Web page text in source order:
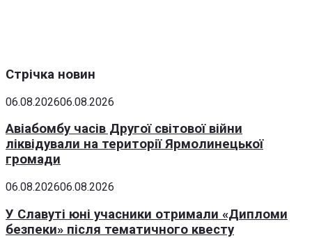
Стрічка новин
06.08.202606.08.2026
Авіабомбу часів Другої світової війни
ліквідували на території Ярмолинецької
громади
06.08.202606.08.2026
У Славуті юні учасники отримали «Дипломи
безпеки» після тематичного квесту